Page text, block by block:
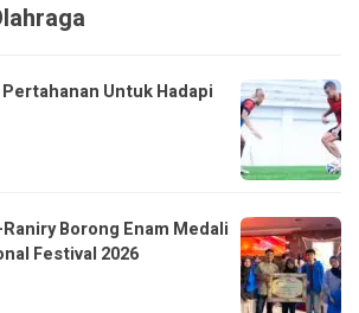
Untuk Hadapi
Borong Enam Medali
Festival 2026